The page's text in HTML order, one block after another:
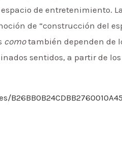
de entretenimiento.
de “construcción del
comotambién dependen de
sentidos, a partir de